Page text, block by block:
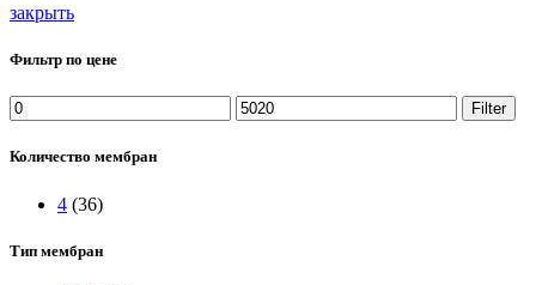
закрыть
Фильтр по цене
Min
price
Max
price
Filter
Количество мембран
4 (36)
Тип мембран